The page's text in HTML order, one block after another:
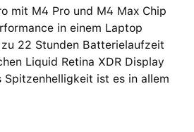
mit M4 Pro und M4 Max Chip
in einem Laptop
22 Stunden Batterielaufzeit
Liquid Retina XDR Display
Spitzenhelligkeit ist es in allem